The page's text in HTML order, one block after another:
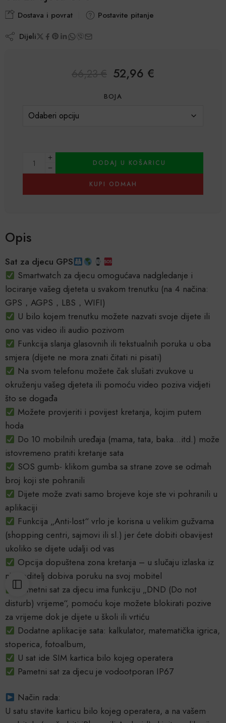
Dostava i povrat Postavite pitanje
Dijeli
66,23 52,96 €
BOJA
DODAJ U KOŠARICU
KUPI ODMAH
Opis
Sat za djecu GPS
Smartwatch za djecu omogućava nadgledanje i
lociranje vašeg djeteta u svakom trenutku (na 4 načina:
GPS，AGPS，LBS，WIFI)
U bilo kojem trenutku možete nazvati svoje dijete ili
ono vas video ili audio pozivom
Funkcija slanja glasovnih ili tekstualnih poruka u oba
smjera (dijete ne mora znati čitati ni pisati)
Na svom telefonu možete čak slušati zvukove u
okruženju vašeg djeteta ili pomoću video poziva vidjeti
što se događa
Možete provjeriti i povijest kretanja, kojim putem
hoda
Do 10 mobilnih uređaja (mama, tata, baka…itd.) može
istovremeno pratiti kretanje sata
SOS gumb- klikom gumba sa strane zove se odmah
broj koji ste pohranili
Dijete može zvati samo brojeve koje ste vi pohranili u
aplikaciji
Funkcija „Anti-lost“ vrlo je korisna u velikim gužvama
(shopping centri, sajmovi ili sl.) jer ćete dobiti obavijest
ukoliko se dijete udalji od vas
Opcija dopuštena zona kretanja – u slučaju izlaska iz
nje roditelj dobiva poruku na svoj mobitel
Pametni sat za djecu ima funkciju „DND (Do not
disturb) vrijeme“, pomoću koje možete blokirati pozive
za vrijeme dok je dijete u školi ili vrtiću
Dodatne aplikacije sata: kalkulator, matematička igrica,
stoperica, fotoalbum,
U sat ide SIM kartica bilo kojeg operatera
Pametni sat za djecu je vodootporan IP67
Način rada:
U satu stavite karticu bilo kojeg operatera, a na vašem